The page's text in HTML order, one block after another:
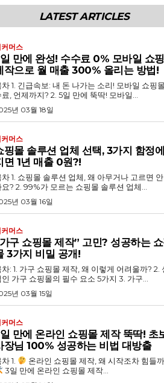
LATEST ARTICLES
커머스
만에 완성! 수수료 0% 모바일 쇼
작으로 월 매출 300% 올리는 방법!
가는 소리! 모바일 쇼핑몰 수
료, 언제까지? 2. 5일 만에 뚝딱! 모바일...
년 03월 18일
커머스
핑몰 솔루션 업체 선택, 3가지 함정
면 1년 매출 0원?!
체, 왜 아무거나 고르면 안 될
요? 2. 99%가 모르는 쇼핑몰 솔루션 업체...
년 03월 16일
커머스
구 쇼핑몰 제작” 고민? 성공하는
3가지 비밀 공개!
차: 1. 가구 쇼핑몰 제작, 왜 이렇게 어려울까? 2.
인 가구 쇼핑몰의 필수 요소 5가지 3. 가구...
년 03월 15일
커머스
만에 온라인 쇼핑몰 제작 뚝딱! 초
장님 100% 성공하는 비법 대방출
목차 1.
온라인 쇼핑몰 제작, 왜 시작조차 힘들까
3일 만에 온라인 쇼핑몰 제작...